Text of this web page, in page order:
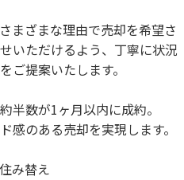
まざまな理由で売却を希望さ
いただけるよう、丁寧に状況
ご提案いたします。
半数が1ヶ月以内に成約。
感のある売却を実現します。
み替え